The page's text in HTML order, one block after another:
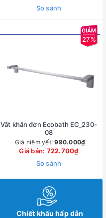
So sánh
27%
Vắt khăn đơn Ecobath EC_230-
08
Giá niêm yết:990.000₫
Giá bán: 722.700₫
So sánh
Chiết khấu hấp dẫn